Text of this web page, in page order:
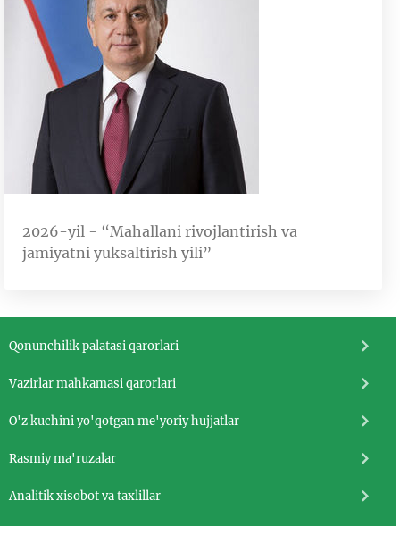
2026-yil - “Mahallani rivojlantirish va
jamiyatni yuksaltirish yili”
Qonunchilik palatasi qarorlari
Vazirlar mahkamasi qarorlari
O'z kuchini yo'qotgan me'yoriy hujjatlar
Rasmiy ma'ruzalar
Analitik xisobot va taxlillar